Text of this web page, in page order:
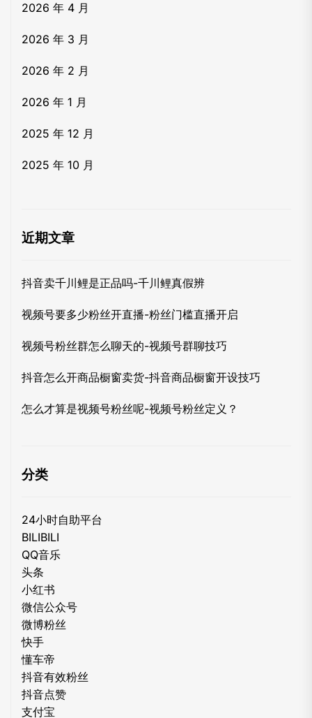
2026 年 4 月
2026 年 3 月
2026 年 2 月
2026 年 1 月
2025 年 12 月
2025 年 10 月
近期文章
抖音卖千川鲤是正品吗-千川鲤真假辨
视频号要多少粉丝开直播-粉丝门槛直播开启
视频号粉丝群怎么聊天的-视频号群聊技巧
抖音怎么开商品橱窗卖货-抖音商品橱窗开设技巧
怎么才算是视频号粉丝呢-视频号粉丝定义？
分类
24小时自助平台
BILIBILI
QQ音乐
头条
小红书
微信公众号
微博粉丝
快手
懂车帝
抖音有效粉丝
抖音点赞
支付宝